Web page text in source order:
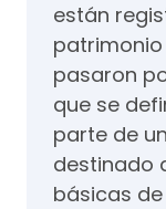
están
pasaron
que se
parte de
destinado
básicas